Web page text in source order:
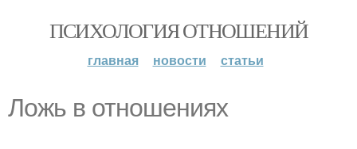
ПСИХОЛОГИЯ ОТНОШЕНИЙ
главная новости статьи
Ложь в отношениях